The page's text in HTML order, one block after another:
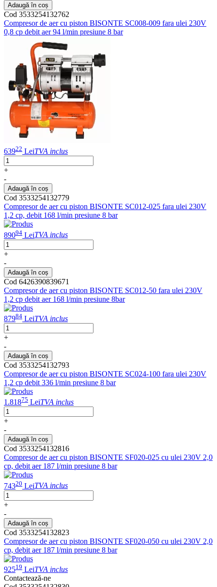
Adaugă în coș
Cod 3533254132762
Compresor de aer cu piston BISONTE SC008-009 fara ulei 230V
0,8 cp debit aer 94 l/min presiune 8 bar
63922 LeiTVA inclus
+
-
Adaugă în coș
Cod 3533254132779
Compresor de aer cu piston BISONTE SC012-025 fara ulei 230V
1,2 cp, debit 168 l/min presiune 8 bar
89094 LeiTVA inclus
+
-
Adaugă în coș
Cod 6426390839671
Compresor de aer cu piston BISONTE SC012-50 fara ulei 230V
1,2 cp debit aer 168 l/min presiune 8bar
87984 LeiTVA inclus
+
-
Adaugă în coș
Cod 3533254132793
Compresor de aer cu piston BISONTE SC024-100 fara ulei 230V
1,2 cp debit 336 l/min presiune 8 bar
1.81875 LeiTVA inclus
+
-
Adaugă în coș
Cod 3533254132816
Compresor de aer cu piston BISONTE SF020-025 cu ulei 230V 2,0
cp, debit aer 187 l/min presiune 8 bar
74320 LeiTVA inclus
+
-
Adaugă în coș
Cod 3533254132823
Compresor de aer cu piston BISONTE SF020-050 cu ulei 230V 2,0
cp, debit aer 187 l/min presiune 8 bar
92519 LeiTVA inclus
Contactează-ne